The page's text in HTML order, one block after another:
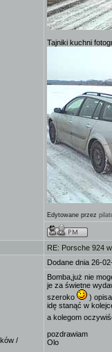
Tajniki kuchni
Edytowane przez
RE: Porsche 924
/
Dodane dnia 26-
Bomba,już nie
je za świetne
szeroko
)
idę stanąć w
a kolegom
pozdrawiam
Olo